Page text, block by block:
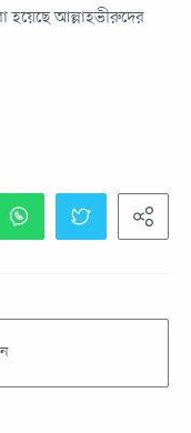
হয়েছে আল্লাহভীরুদের